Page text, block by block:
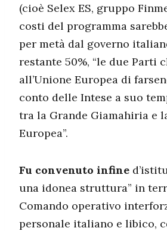
(cioè Selex ES, gruppo
costi del programma
per metà dal governo
restante 50%, “le due Parti
all’Unione Europea di
conto delle Intese a suo
tra la Grande Giamahiria e
Europea”.
Fu convenuto infine
una idonea struttura” in
Comando operativo
personale italiano e libico,